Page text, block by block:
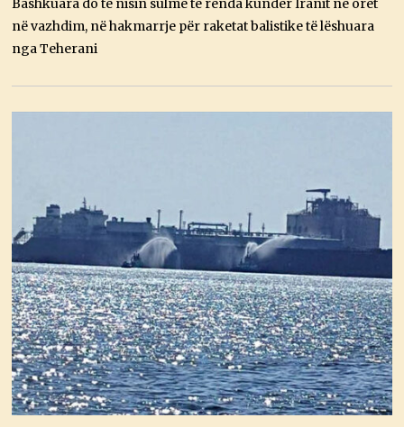
K
,
Bashkuara do të nisin sulme të rënda kundër Iranit në orët
në vazhdim, në hakmarrje për raketat balistike të lëshuara
nga Teherani